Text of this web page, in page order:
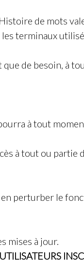
Histoire de mots
les terminaux
que de besoin, à
à tout
à tout ou partie
perturber le
mises à jour.